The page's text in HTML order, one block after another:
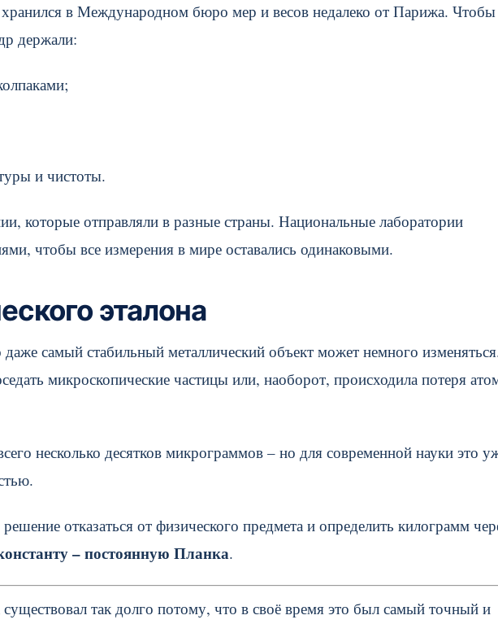
в Международном бюро мер и весов недалеко от Парижа. Чтобы
держали:
и чистоты.
которые отправляли в разные страны. Национальные лаборатории
чтобы все измерения в мире оставались одинаковыми.
эталона
самый стабильный металлический объект может немного
микроскопические частицы или, наоборот, происходила потеря
несколько десятков микрограммов – но для современной науки это
отказаться от физического предмета и определить килограмм
– постоянную Планка.
так долго потому, что в своё время это был самый точный и